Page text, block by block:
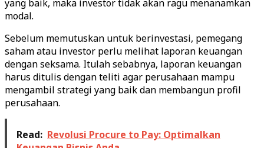
yang baik, maka investor tidak akan ragu menanamkan
modal.
Sebelum memutuskan untuk berinvestasi, pemegang
saham atau investor perlu melihat laporan keuangan
dengan seksama. Itulah sebabnya, laporan keuangan
harus ditulis dengan teliti agar perusahaan mampu
mengambil strategi yang baik dan membangun profil
perusahaan.
Read: Revolusi Procure to Pay: Optimalkan